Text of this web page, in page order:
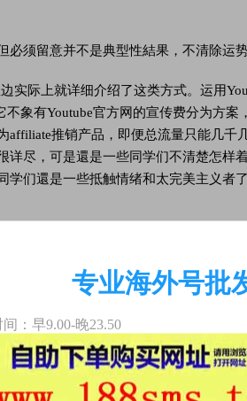
专业海外号批
：早9.00-晚23.50
须留意并不是典型性結果，不清除运势
实际上就详细介绍了这类方式。运用
象有Youtube官方网的宣传费分为方案
推销产品，即便总流量只能几千
详尽，可是還是一些同学们不清楚怎样
们還是一些抵触情绪和太完美主义者了
你发上去，无论你认为多许多坏，便会
太好，但收看者感觉有效就可以了，
边看！YouTube也是！
，封号账户哪些的。害怕啊？！ 申请注
如今也有专业的手机上验证码接收服